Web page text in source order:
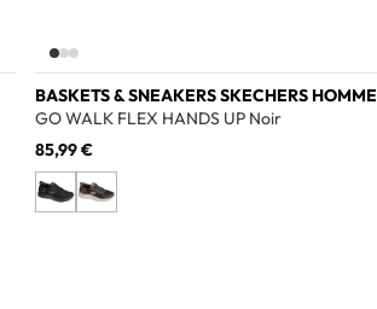
BASKETS & SNEAKERS SKECHERS HOMME
GO WALK FLEX HANDS UP Noir
85,99 €